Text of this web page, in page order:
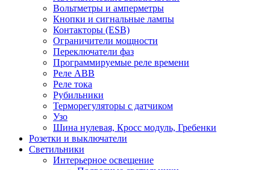
Вольтметры и амперметры
Кнопки и сигнальные лампы
Контакторы (ESB)
Ограничители мощности
Переключатели фаз
Программируемые реле времени
Реле ABB
Реле тока
Рубильники
Терморегуляторы с датчиком
Узо
Шина нулевая, Кросс модуль, Гребенки
Розетки и выключатели
Светильники
Интерьерное освещение